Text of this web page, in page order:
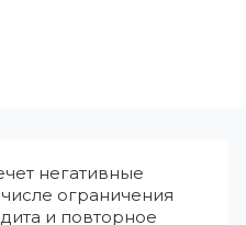
негативные
ограничения
и повторное